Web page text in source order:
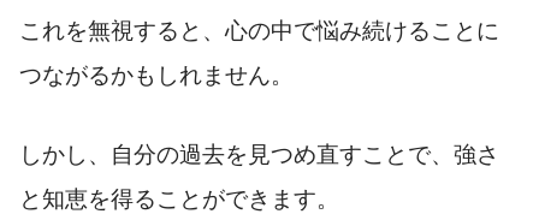
これを無視すると、心の中で悩み続けることに
つながるかもしれません。
しかし、自分の過去を見つめ直すことで、強さ
と知恵を得ることができます。